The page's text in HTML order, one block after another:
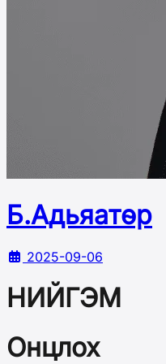
Б.Адьяатөр
2025-09-06
НИЙГЭМ
Онцлох